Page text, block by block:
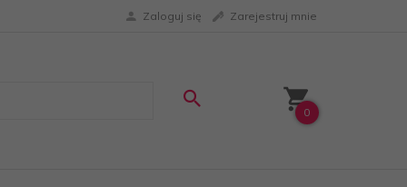
Zaloguj się Zarejestruj mnie
0